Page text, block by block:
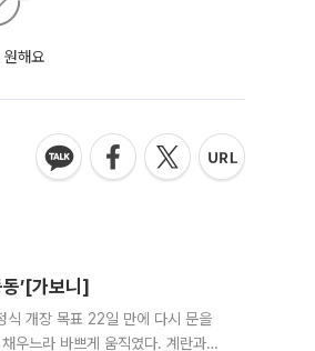
원해요
’[가보니]
식 개장 목표 22일 만에 다시 문을
우느라 바쁘게 움직였다. 계란과